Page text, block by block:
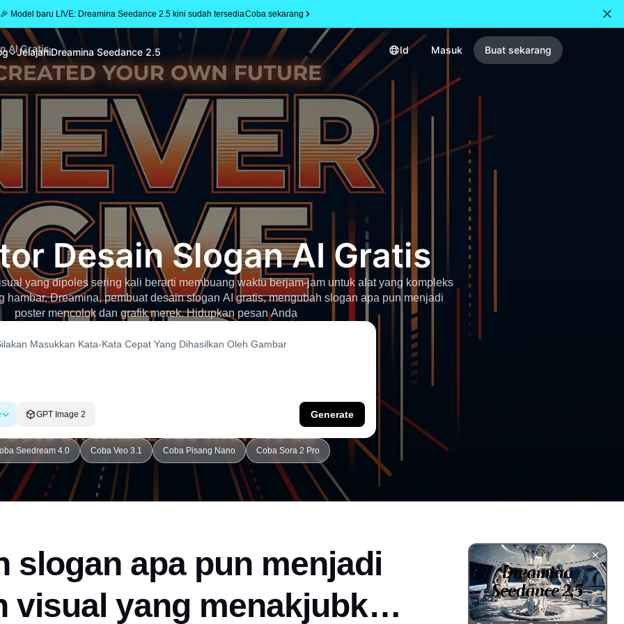
🎉 Model baru LIVE: Dreamina Seedance 2.5 kini sudah tersediaCoba sekarang
JelajahiDreamina Seedance 2.5 Id Masuk Buat sekarang
AI Gratis
Desain Slogan AI Gratis
yang dipoles sering kali berarti membuang waktu berjam-jam untuk alat yang kompleks
hambar. Dreamina, pembuat desain slogan AI gratis, mengubah slogan apa pun menjadi
poster mencolok dan grafik merek. Hidupkan pesan Anda
GPT Image 2 Generate
Seedream 4.0 Coba Veo 3.1 Coba Pisang Nano Coba Sora 2 Pro
slogan apa pun menjadi
visual yang menakjubkan